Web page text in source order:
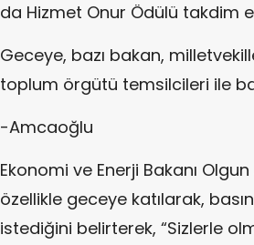
da Hizmet Onur Ödülü takdim
Geceye, bazı bakan,
toplum örgütü temsilcileri ile
-Amcaoğlu
Ekonomi ve Enerji Bakanı
özellikle geceye katılarak,
istediğini belirterek, “Sizlerle